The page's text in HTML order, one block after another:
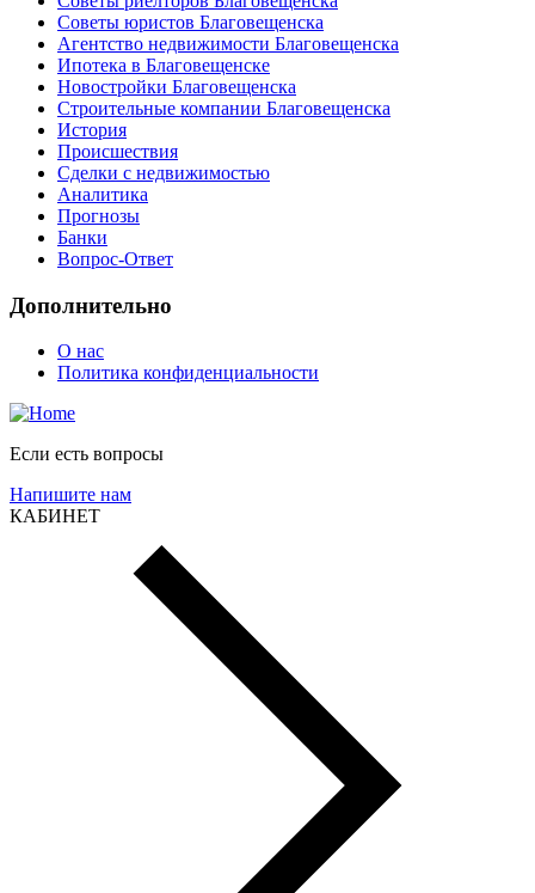
Советы юристов Благовещенска
Агентство недвижимости Благовещенска
Ипотека в Благовещенске
Новостройки Благовещенска
Строительные компании Благовещенска
История
Происшествия
Сделки с недвижимостью
Аналитика
Прогнозы
Банки
Вопрос-Ответ
Дополнительно
О нас
Политика конфиденциальности
Если есть вопросы
Напишите нам
КАБИНЕТ